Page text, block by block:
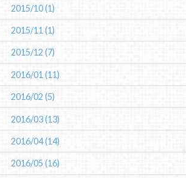
2015/10(1)
2015/11(1)
2015/12(7)
2016/01(11)
2016/02(5)
2016/03(13)
2016/04(14)
2016/05(16)